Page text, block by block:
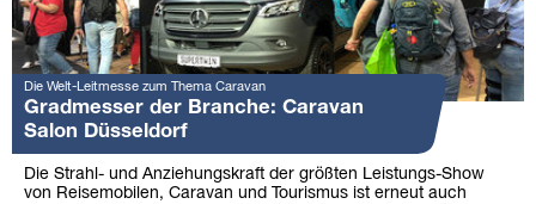
Die Welt-Leitmesse zum Thema Caravan
Gradmesser der Branche: Caravan
Salon Düsseldorf
Die Strahl- und Anziehungskraft der größten Leistungs-Show
von Reisemobilen, Caravan und Tourismus ist erneut auch